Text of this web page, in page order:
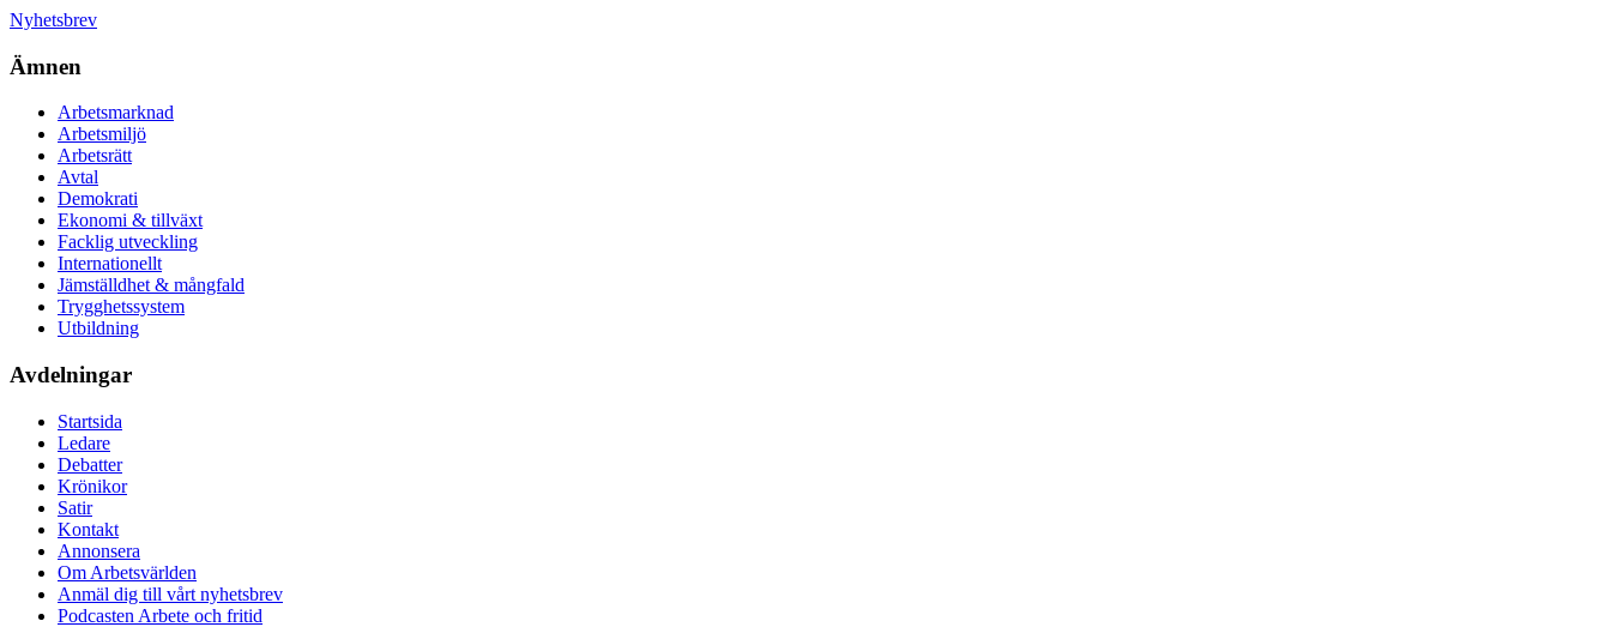
Nyhetsbrev
Ämnen
Arbetsmarknad
Arbetsmiljö
Arbetsrätt
Avtal
Demokrati
Ekonomi & tillväxt
Facklig utveckling
Internationellt
Jämställdhet & mångfald
Trygghetssystem
Utbildning
Avdelningar
Startsida
Ledare
Debatter
Krönikor
Satir
Kontakt
Annonsera
Om Arbetsvärlden
Anmäl dig till vårt nyhetsbrev
Podcasten Arbete och fritid